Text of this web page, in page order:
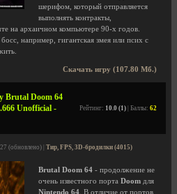
шерифом, который отправляется
выполнять контракты,
на архаичном компьютере 90-х годов.
например, гигантская змея или псих с
Скачать игру (107.80 Мб.)
Brutal Doom 64
Unofficial -
Рейтинг: 10.0 (1) | Баллы: 62
(обновлено) | Тир, FPS, 3D-бродилки (4015)
Brutal Doom 64 - продолжение не
очень известного порта Doom для
Nintendo 64 . В отличие от портов